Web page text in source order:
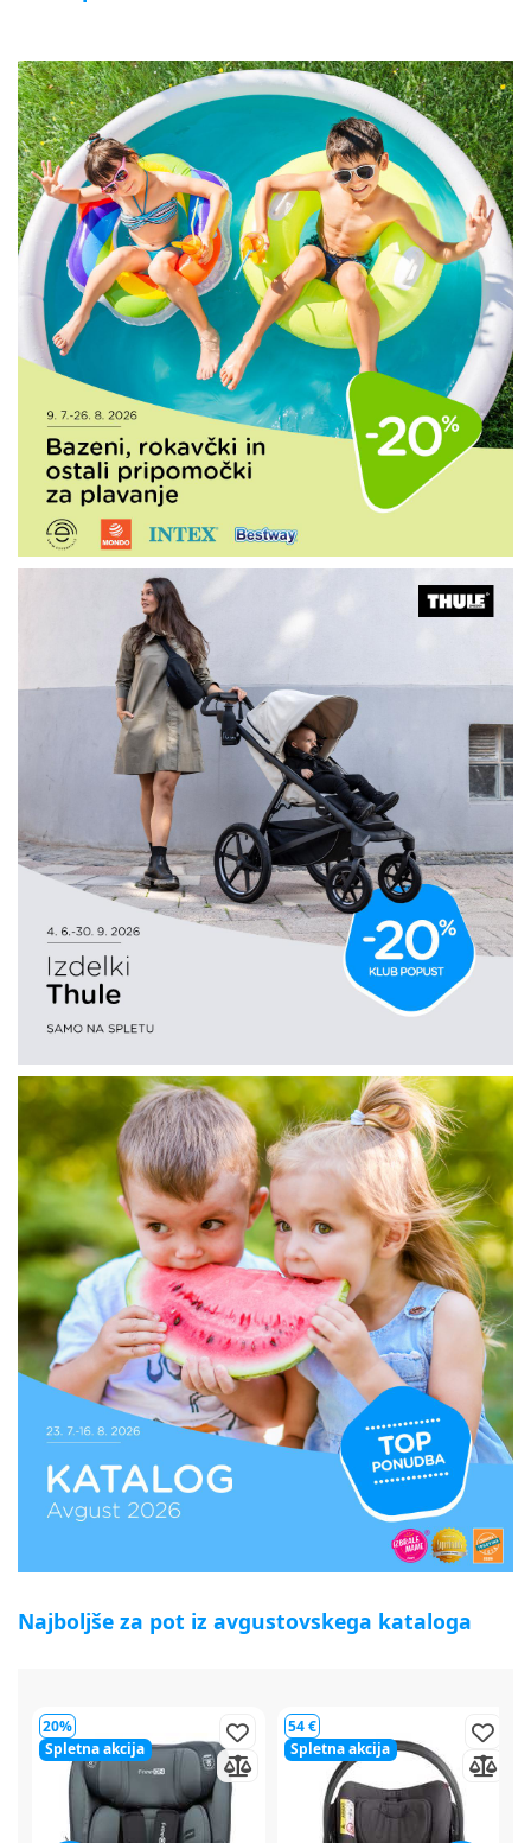
Najboljše za pot iz avgustovskega kataloga
54 €
Spletna akcija
64 €
Spletna akcija